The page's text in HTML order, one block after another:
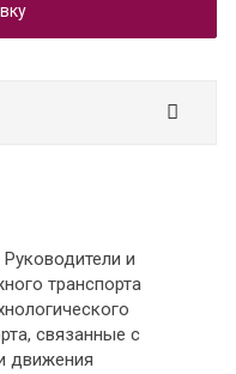
Руководители и
транспорта
связанные с
движения